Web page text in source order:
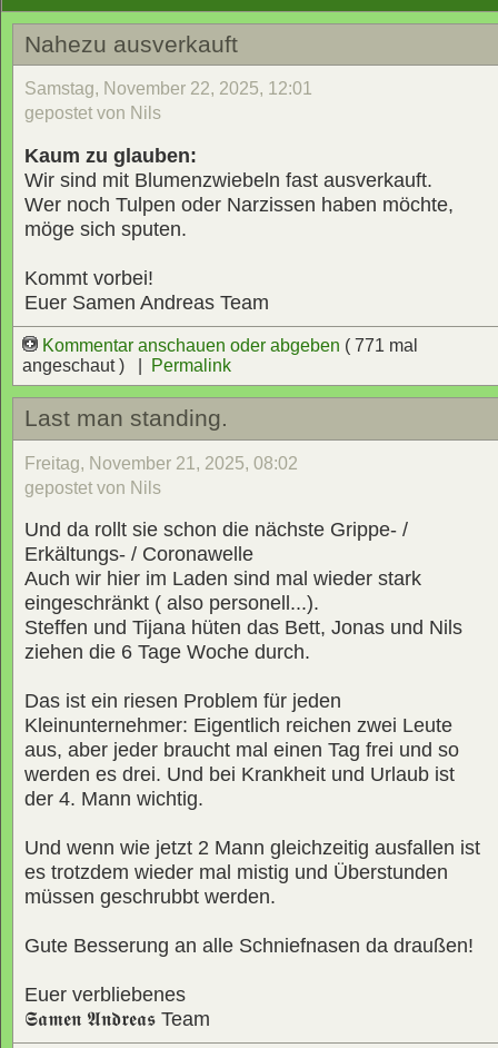
Nahezu ausverkauft
Samstag, November 22, 2025, 12:01
gepostet von Nils
Kaum zu glauben:
Wir sind mit Blumenzwiebeln fast ausverkauft.
Wer noch Tulpen oder Narzissen haben möchte,
möge sich sputen.
Kommt vorbei!
Euer Samen Andreas Team
Kommentar anschauen oder abgeben ( 771 mal
angeschaut ) |
Permalink
Last man standing.
Freitag, November 21, 2025, 08:02
gepostet von Nils
Und da rollt sie schon die nächste Grippe- /
Erkältungs- / Coronawelle
Auch wir hier im Laden sind mal wieder stark
eingeschränkt ( also personell...).
Steffen und Tijana hüten das Bett, Jonas und Nils
ziehen die 6 Tage Woche durch.
Das ist ein riesen Problem für jeden
Kleinunternehmer: Eigentlich reichen zwei Leute
aus, aber jeder braucht mal einen Tag frei und so
werden es drei. Und bei Krankheit und Urlaub ist
der 4. Mann wichtig.
Und wenn wie jetzt 2 Mann gleichzeitig ausfallen ist
es trotzdem wieder mal mistig und Überstunden
müssen geschrubbt werden.
Gute Besserung an alle Schniefnasen da draußen!
Euer verbliebenes
𝕾𝖆𝖒𝖊𝖓 𝕬𝖓𝖉𝖗𝖊𝖆𝖘 Team